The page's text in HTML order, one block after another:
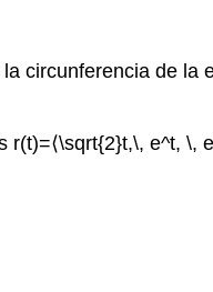
circunferencia de la
r(t)=⟨\sqrt{2}t,\, e^t, \,